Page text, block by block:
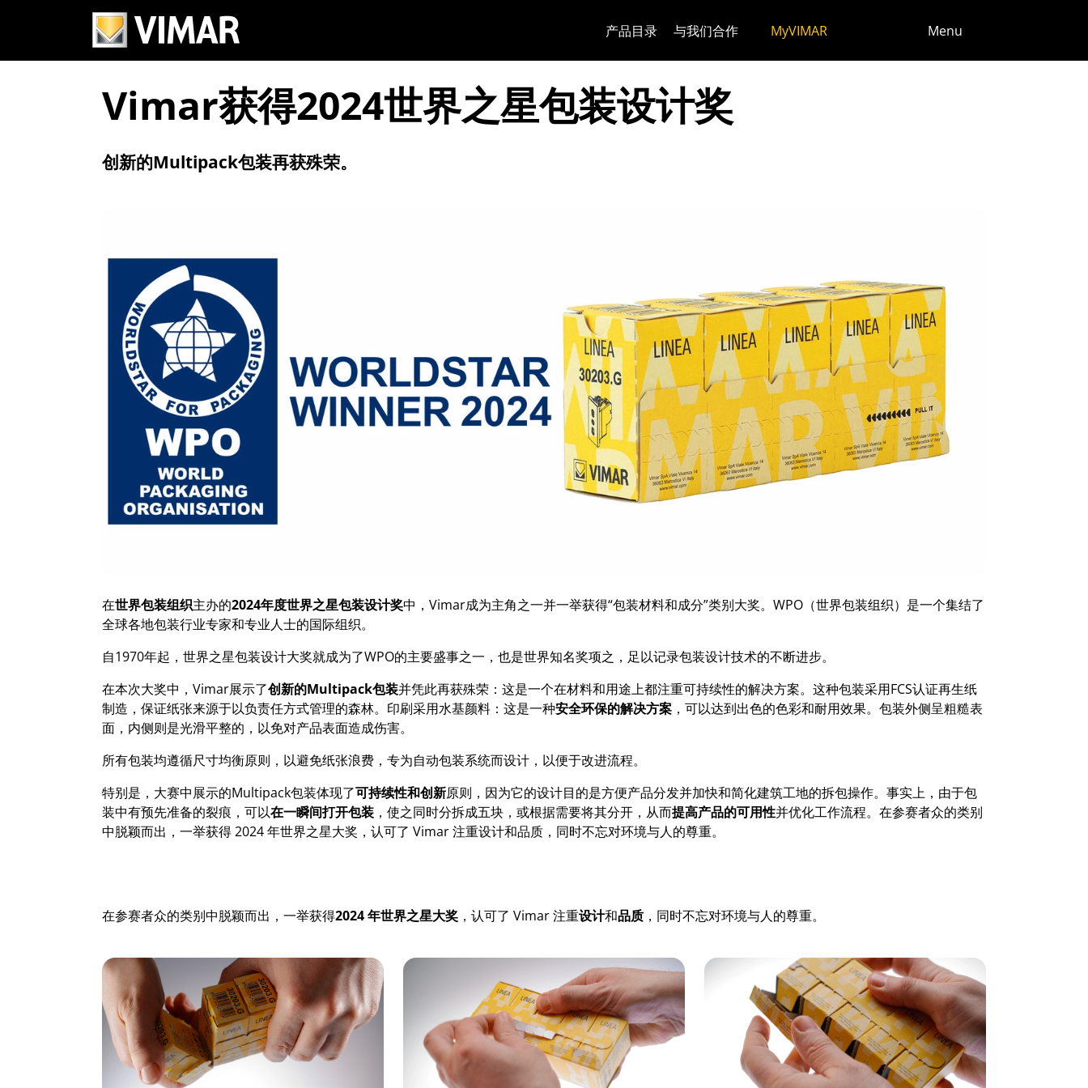
产品目录 与我们合作 MyVIMAR Menu
Vimar获得2024世界之星包装设计奖
创新的Multipack包装再获殊荣。
在世界包装组织主办的2024年度世界之星包装设计奖中，Vimar成为主角之一并一举获得“包装材料和成分”类别大奖。WPO（世界包装组织）是一个集结了
全球各地包装行业专家和专业人士的国际组织。
自1970年起，世界之星包装设计大奖就成为了WPO的主要盛事之一，也是世界知名奖项之，足以记录包装设计技术的不断进步。
在本次大奖中，Vimar展示了创新的Multipack包装并凭此再获殊荣：这是一个在材料和用途上都注重可持续性的解决方案。这种包装采用FCS认证再生纸
制造，保证纸张来源于以负责任方式管理的森林。印刷采用水基颜料：这是一种安全环保的解决方案 ，可以达到出色的色彩和耐用效果。包装外侧呈粗糙表
面，内侧则是光滑平整的，以免对产品表面造成伤害。
所有包装均遵循尺寸均衡原则，以避免纸张浪费，专为自动包装系统而设计，以便于改进流程。
特别是，大赛中展示的Multipack包装体现了可持续性和创新原则，因为它的设计目的是方便产品分发并加快和简化建筑工地的拆包操作。事实上，由于包
装中有预先准备的裂痕，可以在一瞬间打开包装 ，使之同时分拆成五块，或根据需要将其分开，从而提高产品的可用性并优化工作流程。在参赛者众的类别
中脱颖而出，一举获得 2024 年世界之星大奖，认可了 Vimar 注重设计和品质，同时不忘对环境与人的尊重。
在参赛者众的类别中脱颖而出，一举获得2024年世界之星大奖 ，认可了 Vimar 注重设计和品质 ，同时不忘对环境与人的尊重。